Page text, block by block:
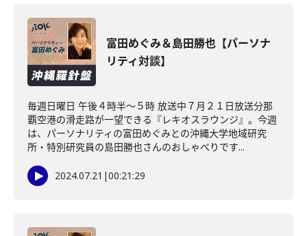
富田めぐみ＆島田勝也【パーソナ
リティ対談】
毎週日曜日 午後４時半～５時 放送中７月２１日放送分那
覇空港の滑走路が一望できる『レキオスラウンジ』。今週
は、パーソナリティの富田めぐみとの沖縄大学地域研究
所・特別研究員の島田勝也さんのおしゃべりです...
2024.07.21 |00:21:29